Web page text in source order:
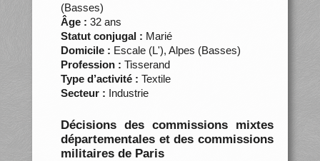
(Basses)
Âge : 32 ans
Statut conjugal : Marié
Domicile : Escale (L'), Alpes (Basses)
Profession : Tisserand
Type d’activité : Textile
Secteur : Industrie
Décisions des commissions mixtes
départementales et des commissions
militaires de Paris